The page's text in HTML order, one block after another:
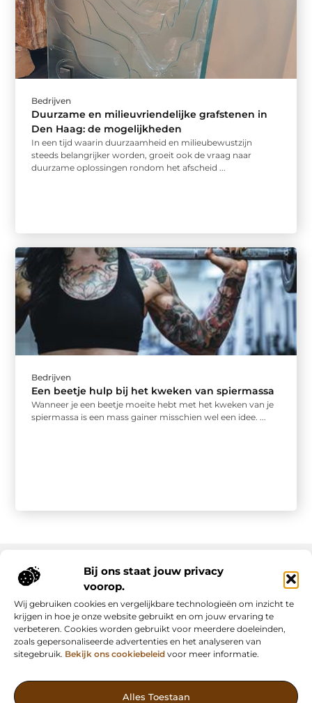
Bij ons staat jouw privacy
voorop.
Wij gebruiken cookies en vergelijkbare technologieën om inzicht te
krijgen in hoe je onze website gebruikt en om jouw ervaring te
verbeteren. Cookies worden gebruikt voor meerdere doeleinden,
zoals gepersonaliseerde advertenties en het analyseren van
sitegebruik. Bekijk ons cookiebeleid voor meer informatie.
Alles Toestaan
Bedrijven
Duurzame en milieuvriendelijke grafstenen in
Den Haag: de mogelijkheden
In een tijd waarin duurzaamheid en milieubewustzijn
steeds belangrijker worden, groeit ook de vraag naar
duurzame oplossingen rondom het afscheid ...
Bedrijven
Een beetje hulp bij het kweken van spiermassa
Wanneer je een beetje moeite hebt met het kweken van je
spiermassa is een mass gainer misschien wel een idee. ...
Vind Inspiratie, Deel Inzichten
Onze informatie